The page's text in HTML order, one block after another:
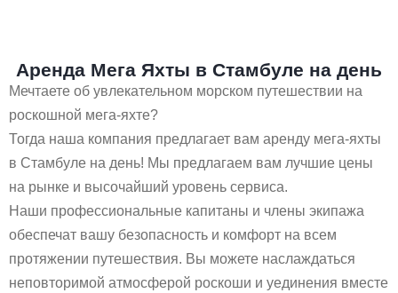
Аренда Мега Яхты в Стамбуле на день
Мечтаете об увлекательном морском путешествии на
роскошной мега-яхте?
Тогда наша компания предлагает вам аренду мега-яхты
в Стамбуле на день! Мы предлагаем вам лучшие цены
на рынке и высочайший уровень сервиса.
Наши профессиональные капитаны и члены экипажа
обеспечат вашу безопасность и комфорт на всем
протяжении путешествия. Вы можете наслаждаться
неповторимой атмосферой роскоши и уединения вместе